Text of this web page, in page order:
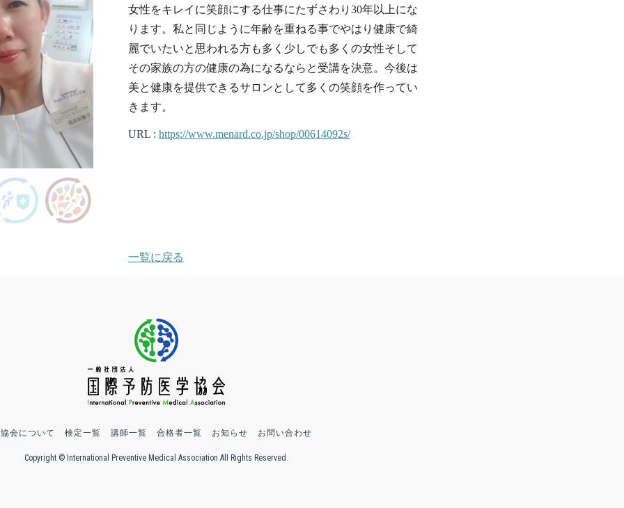
女性をキレイに笑顔にする仕事にたずさわり30年以上にな
ります。私と同じように年齢を重ねる事でやはり健康で綺
麗でいたいと思われる方も多く少しでも多くの女性そして
その家族の方の健康の為になるならと受講を決意。今後は
美と健康を提供できるサロンとして多くの笑顔を作ってい
きます。
URL : https://www.menard.co.jp/shop/00614092s/
一覧に戻る
協会について 検定一覧 講師一覧 合格者一覧 お知らせ お問い合わせ
Copyright © International Preventive Medical Association All Rights Reserved.